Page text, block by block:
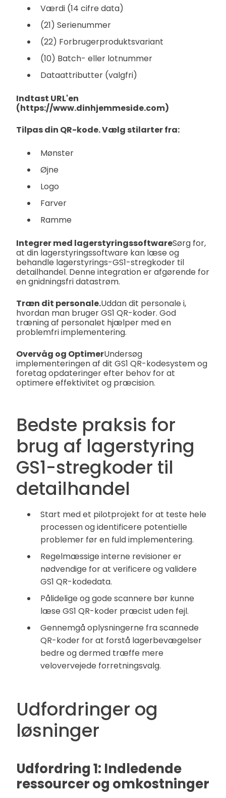
Værdi (14 cifre data)
(21) Serienummer
(22) Forbrugerproduktsvariant
(10) Batch- eller lotnummer
Dataattributter (valgfri)
Indtast URL'en
(https://www.dinhjemmeside.com)
Tilpas din QR-kode. Vælg stilarter fra:
Mønster
Øjne
Logo
Farver
Ramme
Integrer med lagerstyringssoftwareSørg for,
at din lagerstyringssoftware kan læse og
behandle lagerstyrings-GS1-stregkoder til
detailhandel. Denne integration er afgørende for
en gnidningsfri datastrøm.
Træn dit personale.Uddan dit personale i,
hvordan man bruger GS1 QR-koder. God
træning af personalet hjælper med en
problemfri implementering.
Overvåg og OptimerUndersøg
implementeringen af dit GS1 QR-kodesystem og
foretag opdateringer efter behov for at
optimere effektivitet og præcision.
Bedste praksis for
brug af lagerstyring
GS1-stregkoder til
detailhandel
Start med et pilotprojekt for at teste hele
processen og identificere potentielle
problemer før en fuld implementering.
Regelmæssige interne revisioner er
nødvendige for at verificere og validere
GS1 QR-kodedata.
Pålidelige og gode scannere bør kunne
læse GS1 QR-koder præcist uden fejl.
Gennemgå oplysningerne fra scannede
QR-koder for at forstå lagerbevægelser
bedre og dermed træffe mere
velovervejede forretningsvalg.
Udfordringer og
løsninger
Udfordring 1: Indledende
ressourcer og omkostninger